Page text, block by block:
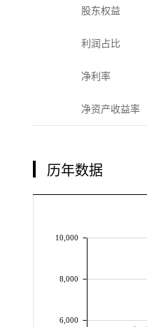
股东权益
利润占比
净利率
净资产收益率
历年数据
6,000
8,000
10,000